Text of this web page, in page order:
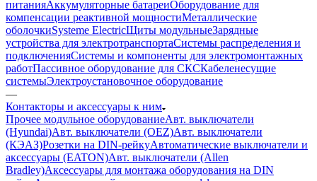
питанияАккумуляторные батареиОборудование для
компенсации реактивной мощностиМеталлические
оболочкиSysteme ElectricЩиты модульныеЗарядные
устройства для электротранспортаСистемы распределения и
подключенияСистемы и компоненты для электромонтажных
работПассивное оборудование для СКСКабеленесущие
системыЭлектроустановочное оборудование
—
Контакторы и аксессуары к ним
Прочее модульное оборудованиеАвт. выключатели
(Hyundai)Авт. выключатели (OEZ)Авт. выключатели
(КЭАЗ)Розетки на DIN-рейкуАвтоматические выключатели и
аксессуары (EATON)Авт. выключатели (Allen
Bradley)Аксессуары для монтажа оборудования на DIN